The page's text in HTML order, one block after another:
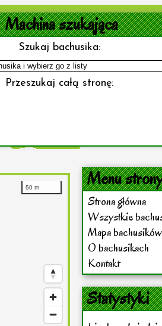
Machina szukająca
Szukaj bachusika:
Przeszukaj całą stronę:
Menu
Strona główna
Wszystkie
Mapa bachusików
O bachusikach
Kontakt
Statystyki
50 m